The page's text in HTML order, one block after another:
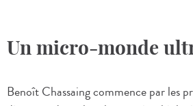
Un micro-monde
Benoît Chassaing commence par les